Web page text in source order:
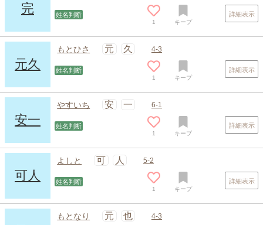
完 姓名判断
1 キープ
詳細表示
元久
もとひさ 元 久 4-3
姓名判断
1 キープ
詳細表示
安一
やすいち 安 一 6-1
姓名判断
1 キープ
詳細表示
可人
よしと 可 人 5-2
姓名判断
1 キープ
詳細表示
もとなり 元 也 4-3